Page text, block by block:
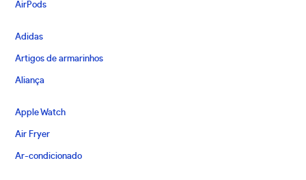
AirPods
Adidas
Artigos de armarinhos
Aliança
Apple Watch
Air Fryer
Ar-condicionado